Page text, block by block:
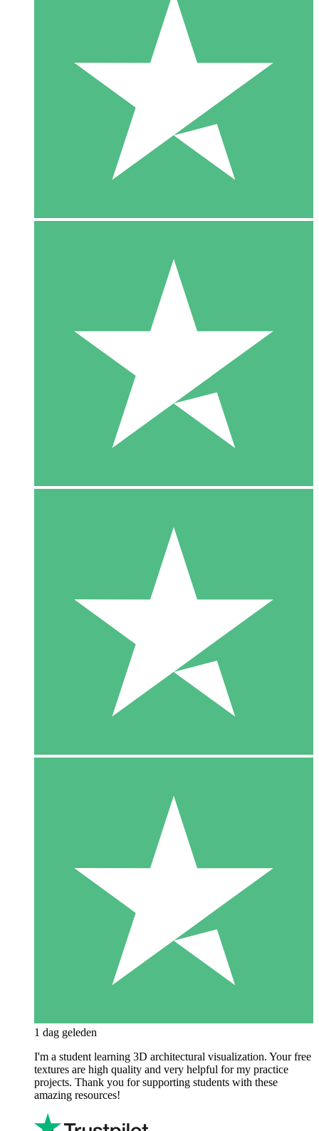
1 dag geleden
I'm a student learning 3D architectural visualization. Your free
textures are high quality and very helpful for my practice
projects. Thank you for supporting students with these
amazing resources!